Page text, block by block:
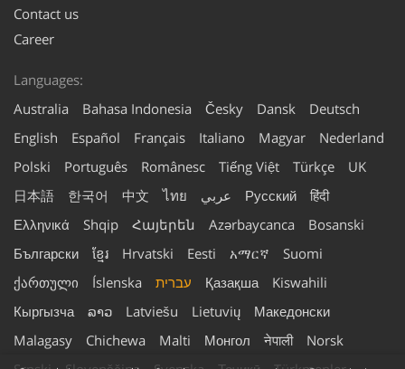
Contact us
Career
Languages:
Australia
Bahasa Indonesia Česky Dansk
Deutsch
English
Español Français Italiano Magyar
Nederland
Polski
Português Românesc Tiếng Việt Türkçe
UK
日本語
한국어 中文 ไทย عربي Русский
हिंदी
Ελληνικά
Shqip Հայերեն Azərbaycanca
Bosanski
Български
ខ្មែរ Hrvatski Eesti አማርኛ
Suomi
ქართული
Íslenska עברית Қазақша
Kiswahili
Кыргызча
ລາວ Latviešu Lietuvių
Македонски
Malagasy
Chichewa Malti Монгол नेपाली
Norsk